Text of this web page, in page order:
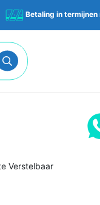
Betaling in
Verstelbaar